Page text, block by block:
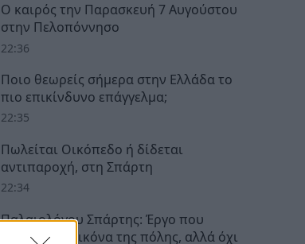
Ο καιρός την Παρασκευή 7 Αυγούστου
στην Πελοπόννησο
22:36
Ποιο θεωρείς σήμερα στην Ελλάδα το
πιο επικίνδυνο επάγγελμα;
22:35
Πωλείται Οικόπεδο ή δίδεται
αντιπαροχή, στη Σπάρτη
22:34
Παλαιολόγου Σπάρτης: Έργο που
άλλαξε την εικόνα της πόλης, αλλά όχι